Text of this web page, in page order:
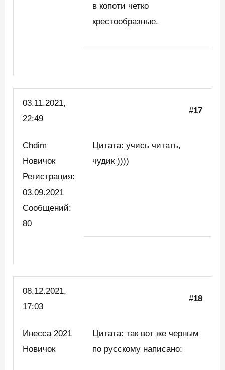
в копоти четко
крестообразные.
03.11.2021,
22:49
#17
Chdim
Новичок
Регистрация:
03.09.2021
Сообщений:
80
Цитата: учись читать,
чудик ))))
08.12.2021,
17:03
#18
Инесса 2021
Новичок
Цитата: так вот же черным
по русскому написано: